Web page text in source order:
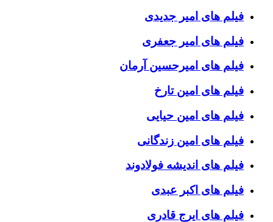
فیلم های امیر جدیدی
فیلم های امیر جعفری
فیلم های امیرحسین آرمان
فیلم های امین تارخ
فیلم های امین حیایی
فیلم های امین زندگانی
فیلم های اندیشه فولادوند
فیلم های اکبر عبدی
فیلم های ایرج قادری